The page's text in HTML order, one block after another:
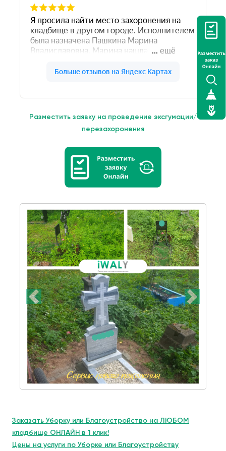
Разместить заявку на проведение эксгумации/
перезахоронения
Заказать Уборку или Благоустройство на ЛЮБОМ
кладбище ОНЛАЙН в 1 клик!
Цены на услуги по Уборке или Благоустройству